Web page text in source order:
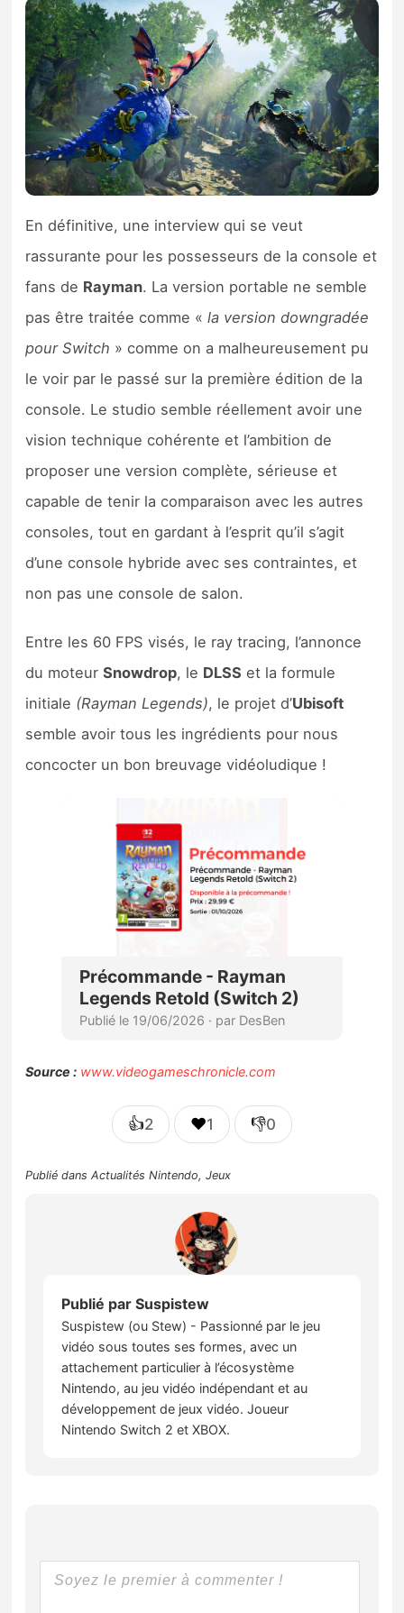
En définitive, une interview qui se veut
rassurante pour les possesseurs de la console et
fans de Rayman. La version portable ne semble
pas être traitée comme «la version downgradée
pour Switch » comme on a malheureusement pu
le voir par le passé sur la première édition de la
console. Le studio semble réellement avoir une
vision technique cohérente et l’ambition de
proposer une version complète, sérieuse et
capable de tenir la comparaison avec les autres
consoles, tout en gardant à l’esprit qu’il s’agit
d’une console hybride avec ses contraintes, et
non pas une console de salon.
Entre les 60 FPS visés, le ray tracing, l’annonce
du moteurSnowdrop, le DLSS et la formule
initiale (Rayman Legends), le projet d’Ubisoft
semble avoir tous les ingrédients pour nous
concocter un bon breuvage vidéoludique !
Source : www.videogameschronicle.com
👍2 ❤️1 👎0
Publié dansActualités Nintendo,Jeux
Publié parSuspistew
Suspistew (ou Stew) - Passionné par le jeu
vidéo sous toutes ses formes, avec un
attachement particulier à l’écosystème
Nintendo, au jeu vidéo indépendant et au
développement de jeux vidéo. Joueur
Nintendo Switch 2 et XBOX.